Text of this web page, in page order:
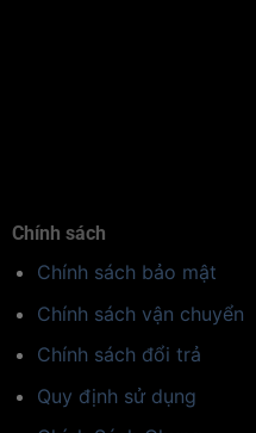
Chính sách
Chính sách bảo mật
Chính sách vận chuyển
Chính sách đổi trả
Quy định sử dụng